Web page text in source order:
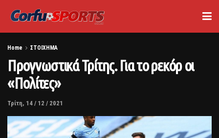
Home ΣΤΟΙΧΗΜΑ
Προγνωστικά Τρίτης. Για το ρεκόρ οι
«Πολίτες»
Τρίτη, 14 / 12 / 2021